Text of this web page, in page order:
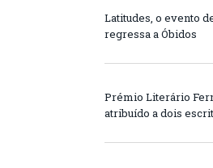
Latitudes, o evento
regressa a Óbidos
Prémio Literário
atribuído a dois